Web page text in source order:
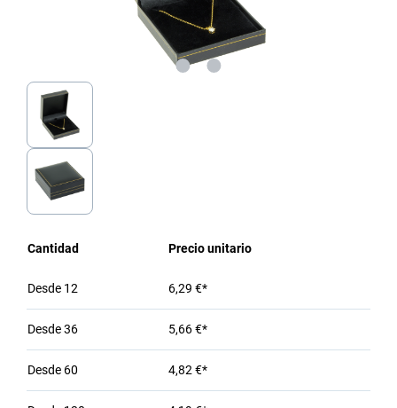
Cantidad Precio unitario
Desde 12 6,29 €*
Desde36 5,66 €*
Desde 60 4,82 €*